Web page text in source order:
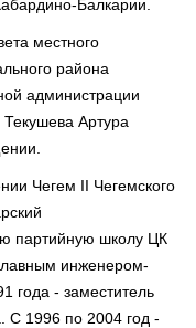
Балкарии.
местного
района
администрации
Артура
Чегем II Чегемского
партийную школу ЦК
инженером-
года - заместитель
С 1996 по 2004 год -